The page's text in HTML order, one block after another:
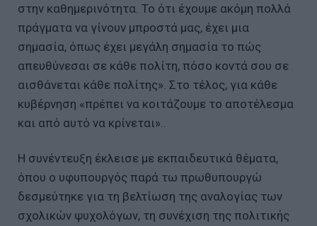
στην καθημερινότητα. Το ότι έχουμε ακόμη πολλά
πράγματα να γίνουν μπροστά μας, έχει μια
σημασία, όπως έχει μεγάλη σημασία το πώς
απευθύνεσαι σε κάθε πολίτη, πόσο κοντά σου σε
αισθάνεται κάθε πολίτης». Στο τέλος, για κάθε
κυβέρνηση «πρέπει να κοιτάζουμε το αποτέλεσμα
και από αυτό να κρίνεται»..
Η συνέντευξη έκλεισε με εκπαιδευτικά θέματα,
όπου ο υφυπουργός παρά τω πρωθυπουργώ
δεσμεύτηκε για τη βελτίωση της αναλογίας των
σχολικών ψυχολόγων, τη συνέχιση της πολιτικής